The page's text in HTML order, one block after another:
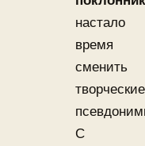
настало
время
сменить
творческие
С